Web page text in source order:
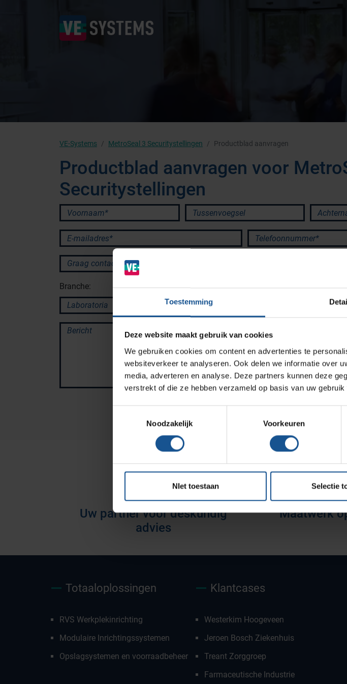
Toestemming
Deze website maakt gebruik van cookies
We gebruiken cookies om content en advertenties te
websiteverkeer te analyseren. Ook delen we informatie over
media, adverteren en analyse. Deze partners kunnen deze
verstrekt of die ze hebben verzameld op basis van uw
Noodzakelijk
Voorkeuren
NIet toestaan Selectie
VE-Systems MetroSeal 3 Securitystellingen Productblad aanvragen
Productblad aanvragen voor
Securitystellingen
Voornaam* Tussenvoegsel
E-mailadres* Telefoonnummer*
Graag contact via:
Branche:
Bericht
Uw partner voor deskundig
advies
Maatwerk
Totaaloplossingen
RVS Werkplekinrichting
Modulaire Inrichtingssystemen
Opslagsystemen en voorraadbeheer
Klantcases
Westerkim Hoogeveen
Jeroen Bosch Ziekenhuis
Treant Zorggroep
Farmaceutische Industrie
Branches
Ziekenhuizen en klinieken
Zorginstellingen
Laboratoria
Cleanrooms
Logistiek en opslag
Afvalinzamelaars
Farmaceutische industrie
Solutions
RVS Werkplekinrichting
Modulaire Inrichtingssystemen
Opslagsystemen en
voorraadbeheer
Medische
Medische
Medicijn- en
Assortiment